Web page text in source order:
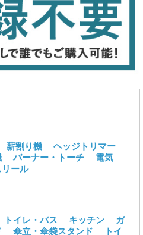
薪割り機
ヘッジトリマー
バーナー・トーチ
電気
ール
トイレ・バス キッチン
ガ
傘立・傘袋スタンド トイ